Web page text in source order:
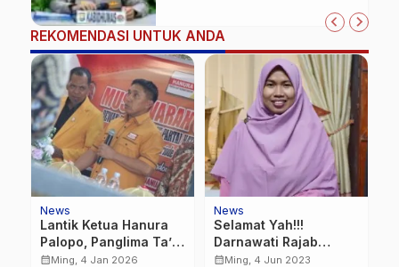
REKOMENDASI UNTUK ANDA
News
Lantik Ketua Hanura
Palopo, Panglima Ta’ :
Jabatan adalah
calendar_monthMing, 4 Jan 2026
News
Selamat Yah!!!
Darnawati Rajab
Nahkoda Baru PW
calendar_monthMing, 4 Jun 2023